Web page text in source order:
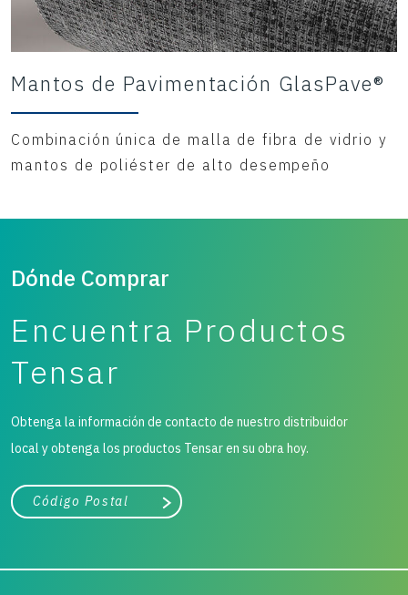
Mantos de Pavimentación GlasPave®
Combinación única de malla de fibra de vidrio y
mantos de poliéster de alto desempeño
Dónde Comprar
Encuentra Productos
Tensar
Obtenga la información de contacto de nuestro distribuidor
local y obtenga los productos Tensar en su obra hoy.
Ciudad, estado o código postal
Buscar